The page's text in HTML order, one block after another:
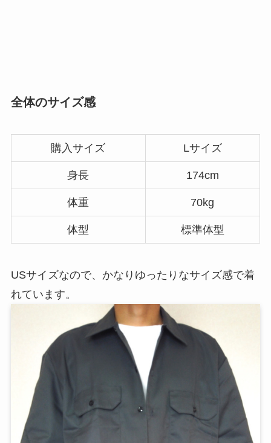
全体のサイズ感
購入サイズ Lサイズ
身長 174cm
体重 70kg
体型 標準体型
USサイズなので、かなりゆったりなサイズ感で着
れています。